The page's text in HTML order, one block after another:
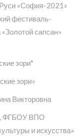
«София-2021»
фестиваль-
сапсан»
зори"
зори»
Викторовна
ФГБОУ ВПО
и искусства»